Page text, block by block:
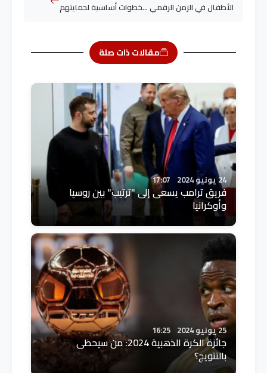
الأطفال في الزمن الرقمي …خطوات أساسية لحمايتهم
مقالات ذات صلة
24 يونيو 2024 17:07
فريق ترامب يسعى إلى "ترتيب" بين روسيا
وأوكرانيا
25 يونيو 2024 16:25
جائزة الكرة الذهبية 2024: من سيحظى
بالتتويج؟